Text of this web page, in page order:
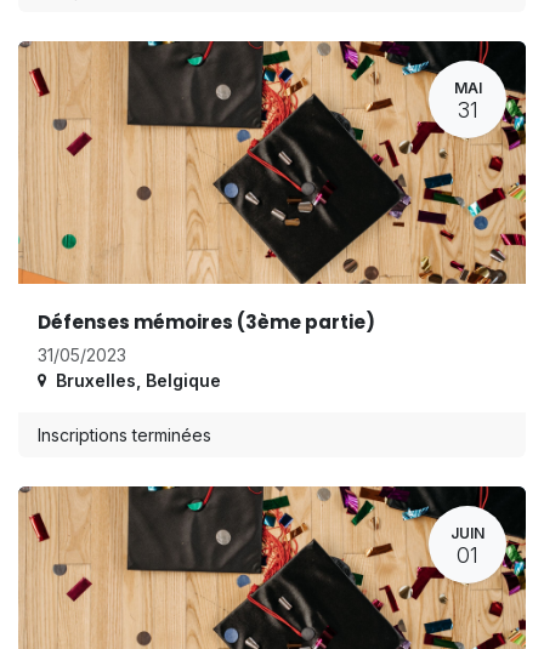
MAI
31
Défenses mémoires (3ème partie)
31/05/2023
Bruxelles Belgique
Inscriptions terminées
JUIN
01